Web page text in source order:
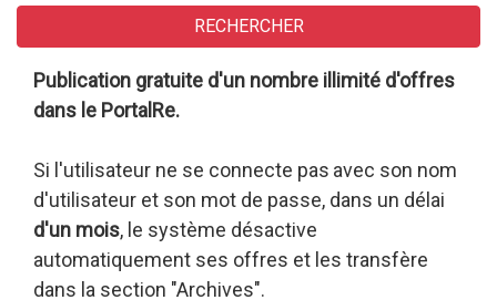
RECHERCHER
Publication gratuite d'un nombre illimité d'offres
dans le PortalRe.
Si l'utilisateur ne se connecte pas avec son nom
d'utilisateur et son mot de passe, dans un délai
d'un mois, le système désactive
automatiquement ses offres et les transfère
dans la section "Archives".